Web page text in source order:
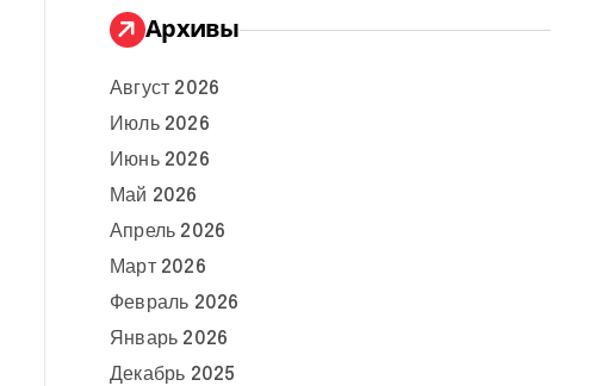
Архивы
Август 2026
Июль 2026
Июнь 2026
Май 2026
Апрель 2026
Март 2026
Февраль 2026
Январь 2026
Декабрь 2025